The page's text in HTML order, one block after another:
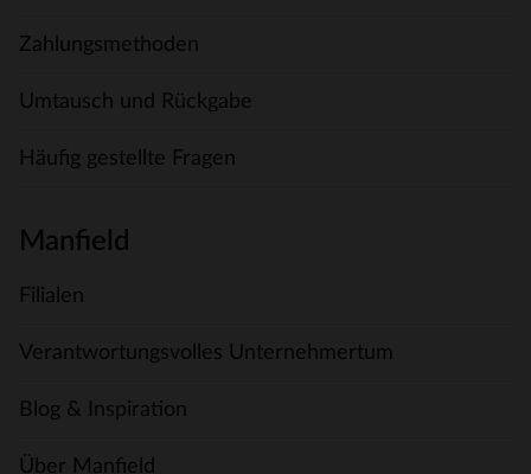
Zahlungsmethoden
Umtausch und Rückgabe
Häufig gestellte Fragen
Manfield
Filialen
Verantwortungsvolles Unternehmertum
Blog & Inspiration
Über Manfield